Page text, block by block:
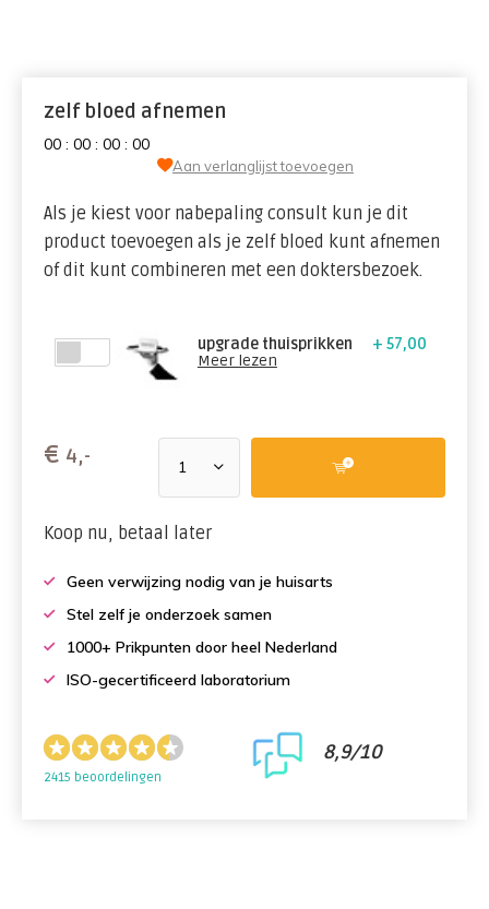
zelf bloed afnemen
00 : 00 : 00 : 00
Aan verlanglijst toevoegen
Als je kiest voor nabepaling consult kun je dit
product toevoegen als je zelf bloed kunt afnemen
of dit kunt combineren met een doktersbezoek.
upgrade thuisprikken
+ 57,00
Meer lezen
€ 4,-
Koop nu, betaal later
Geen verwijzing nodig van je huisarts
Stel zelf je onderzoek samen
1000+ Prikpunten door heel Nederland
ISO-gecertificeerd laboratorium
2415 beoordelingen
8,9/10